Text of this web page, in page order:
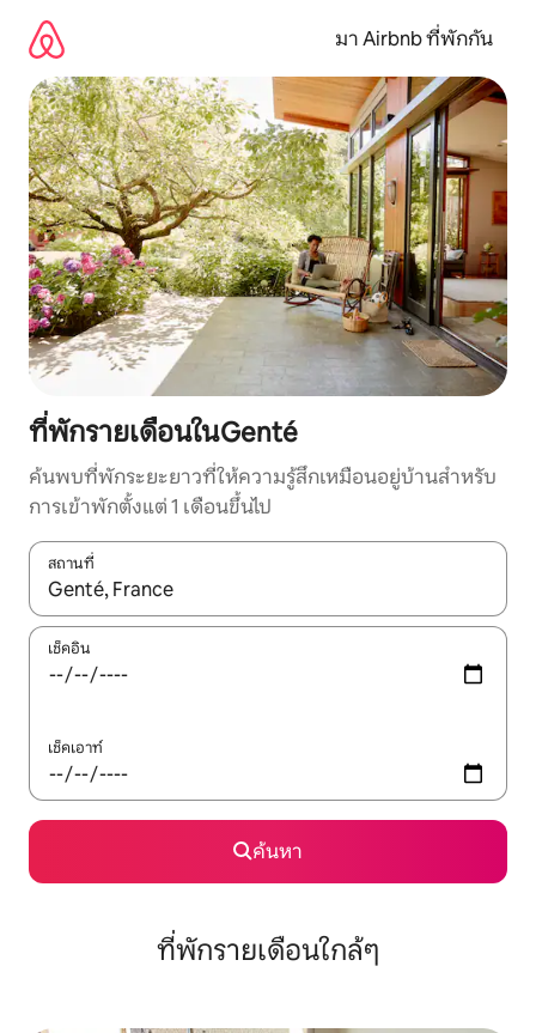
เนื้อหา
มา Airbnb ที่พักกัน
ที่พักรายเดือนในGenté
ค้นพบที่พักระยะยาวที่ให้ความรู้สึกเหมือนอยู่บ้านสำหรับ
การเข้าพักตั้งแต่ 1 เดือนขึ้นไป
สถานที่
ใช้ลูกศรขึ้นลง หรือใช้การสัมผัสหรือปัด เพื่อสำรวจผลการค้นหา
เช็คอิน
เช็คเอาท์
ค้นหา
ที่พักรายเดือนใกล้ๆ